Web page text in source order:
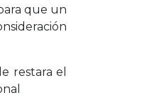
que un
restara el